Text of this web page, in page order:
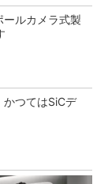
ルカメラ式製
かつてはSiCデ